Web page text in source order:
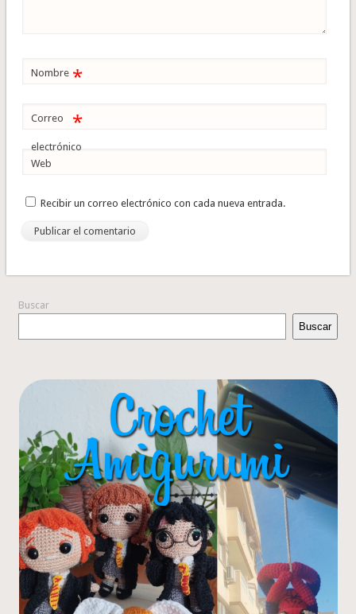
Nombre *
Correo
electrónico
*
Web
Recibir un correo electrónico con cada nueva entrada.
Buscar
Buscar